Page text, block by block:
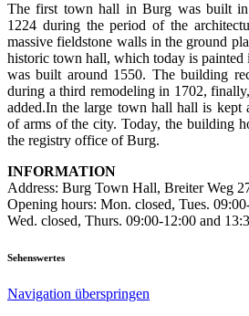
The first town hall in Burg was built in
1224 during the period of the
massive fieldstone walls in the ground
historic town hall, which today is
was built around 1550. The building
during a third remodeling in 1702,
added.In the large town hall hall is kept
of arms of the city. Today, the building
the registry office of Burg.
INFORMATION
Address: Burg Town Hall, Breiter Weg
Opening hours: Mon. closed, Tues.
Wed. closed, Thurs. 09:00-12:00 and
Sehenswertes
Navigation überspringen